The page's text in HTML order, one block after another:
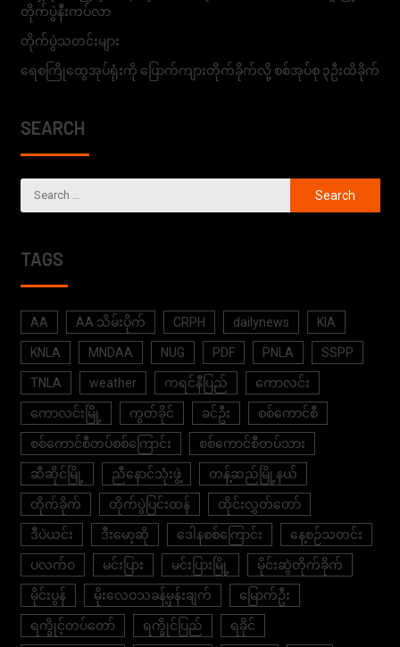
တိုက်ပွဲနီးကပ်လာ
တိုက်ပွဲသတင်းများ
ရေစကြိုထွေအုပ်ရုံးကို ပြောက်ကျားတိုက်ခိုက်လို့ စစ်အုပ်စု ၃ဦးထိခိုက်
SEARCH
TAGS
AA AA သိမ်းပိုက် CRPH dailynews KIA
KNLA MNDAA NUG PDF PNLA SSPP
TNLA weather ကရင်နီပြည် ကောလင်း
ကောလင်းမြို့ ကွတ်ခိုင် ခင်ဦး စစ်ကောင်စီ
စစ်ကောင်စီတပ်စစ်ကြောင်း စစ်ကောင်စီတပ်သား
ဆီဆိုင်မြို့ ညီနောင်သုံးဖွဲ့ တန့်ဆည်မြို့နယ်
တိုက်ခိုက် တိုက်ပွဲပြင်းထန် ထိုင်းလွှတ်တော်
ဒီပဲယင်း ဒီးမော့ဆို ဒေါနစစ်ကြောင်း နေ့စဉ်သတင်း
ပလက်ဝ မင်းပြား မင်းပြားမြို့ မိုင်းဆွဲတိုက်ခိုက်
မိုင်းပွန် မိုးလေဝသခန့်မှန်းချက် မြောက်ဦး
ရက္ခိုင့်တပ်တော် ရက္ခိုင်ပြည် ရခိုင်